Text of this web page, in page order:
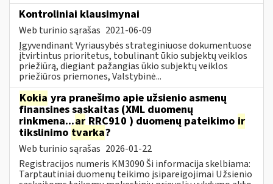
Kontroliniai klausimynai
Web turinio sąrašas 2021-06-09
Įgyvendinant Vyriausybės strateginiuose dokumentuose
įtvirtintus prioritetus, tobulinant ūkio subjektų veiklos
priežiūrą, diegiant pažangias ūkio subjektų veiklos
priežiūros priemones, Valstybinė...
Kokia yra pranešimo apie užsienio asmenų
finansines sąskaitas (XML duomenų
rinkmena...ar RRC910 ) duomenų pateikimo ir
tikslinimo tvarka?
Web turinio sąrašas 2026-01-22
Registracijos numeris KM3090 Ši informacija skelbiama:
Tarptautiniai duomenų teikimo įsipareigojimai Užsienio